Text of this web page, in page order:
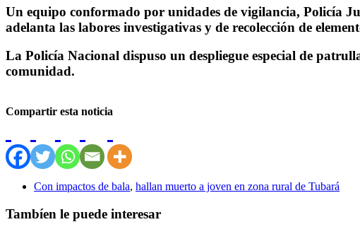
Un equipo conformado por unidades de vigilancia, Policía
adelanta las labores investigativas y de recolección de
La Policía Nacional dispuso un despliegue especial de
comunidad.
Compartir esta noticia
Con impactos de bala, hallan muerto a joven en zona rural de Tubará
Tambíen le puede interesar